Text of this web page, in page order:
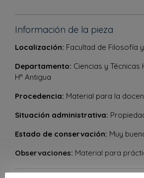
Información de la pieza
Localización: Facultad de Filosofía
Departamento: Ciencias y
Hª Antigua
Procedencia: Material para la
Situación administrativa:
Estado de conservación: Muy
Observaciones: Material para